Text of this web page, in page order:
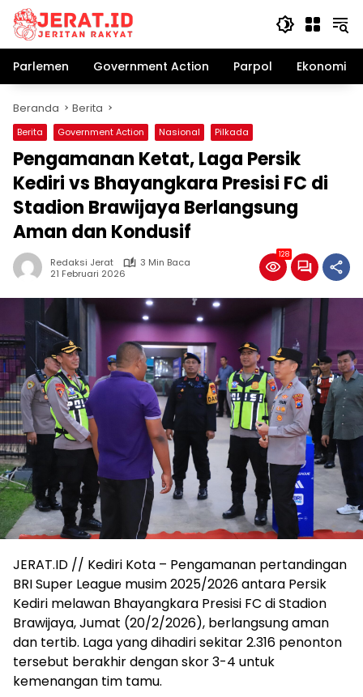
Langsung
konten
Parlemen
Government Action Parpol Ekonomi
Beranda Berita
Berita Government Action Nasional Pilkada
Pengamanan Ketat, Laga Persik
Kediri vs Bhayangkara Presisi FC di
Stadion Brawijaya Berlangsung
Aman dan Kondusif
Redaksi Jerat
3 Min Baca
21 Februari 2026
128
JERAT.ID // Kediri Kota – Pengamanan pertandingan
BRI Super League musim 2025/2026 antara Persik
Kediri melawan Bhayangkara Presisi FC di Stadion
Brawijaya, Jumat (20/2/2026), berlangsung aman
dan tertib. Laga yang dihadiri sekitar 2.316 penonton
tersebut berakhir dengan skor 3-4 untuk
kemenangan tim tamu.